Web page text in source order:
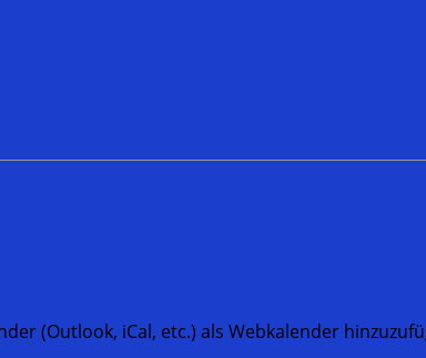
(Outlook, iCal, etc.) als Webkalender